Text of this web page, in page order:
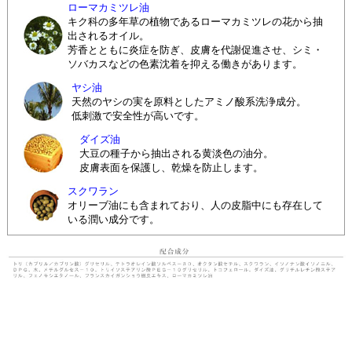
ローマカミツレ油
キク科の多年草の植物であるローマカミツレの花から抽
出されるオイル。
芳香とともに炎症を防ぎ、皮膚を代謝促進させ、シミ・
ソバカスなどの色素沈着を抑える働きがあります。
ヤシ油
天然のヤシの実を原料としたアミノ酸系洗浄成分。
低刺激で安全性が高いです。
ダイズ油
大豆の種子から抽出される黄淡色の油分。
皮膚表面を保護し、乾燥を防止します。
スクワラン
オリーブ油にも含まれており、人の皮脂中にも存在して
いる潤い成分です。